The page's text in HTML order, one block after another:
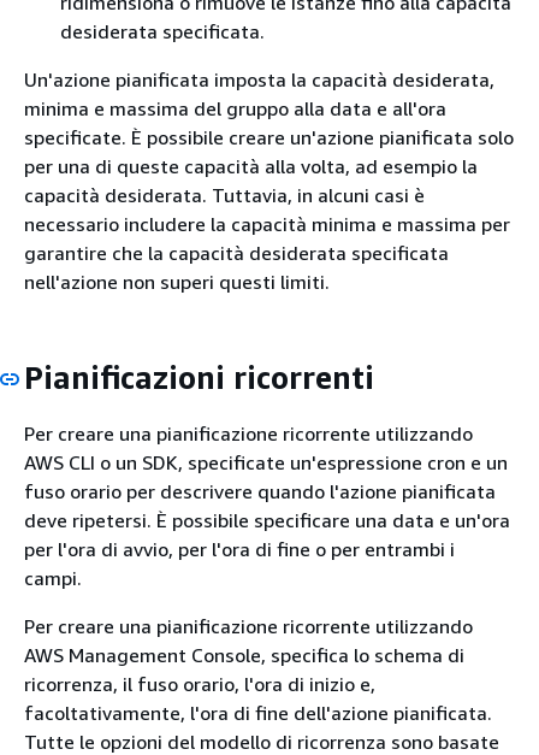
desiderata specificata.
Un'azione pianificata imposta la capacità desiderata,
minima e massima del gruppo alla data e all'ora
specificate. È possibile creare un'azione pianificata solo
per una di queste capacità alla volta, ad esempio la
capacità desiderata. Tuttavia, in alcuni casi è
necessario includere la capacità minima e massima per
garantire che la capacità desiderata specificata
nell'azione non superi questi limiti.
Pianificazioni ricorrenti
Per creare una pianificazione ricorrente utilizzando
AWS CLI o un SDK, specificate un'espressione cron e un
fuso orario per descrivere quando l'azione pianificata
deve ripetersi. È possibile specificare una data e un'ora
per l'ora di avvio, per l'ora di fine o per entrambi i
campi.
Per creare una pianificazione ricorrente utilizzando
AWS Management Console, specifica lo schema di
ricorrenza, il fuso orario, l'ora di inizio e,
facoltativamente, l'ora di fine dell'azione pianificata.
Tutte le opzioni del modello di ricorrenza sono basate